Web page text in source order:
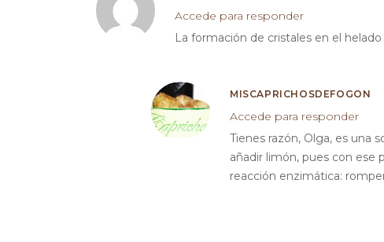
Accede para responder
La formación de cristales en el
MISCAPRICHOSDEFOGON
Accede para responder
Tienes razón, Olga, es una
añadir limón, pues con ese
reacción enzimática: